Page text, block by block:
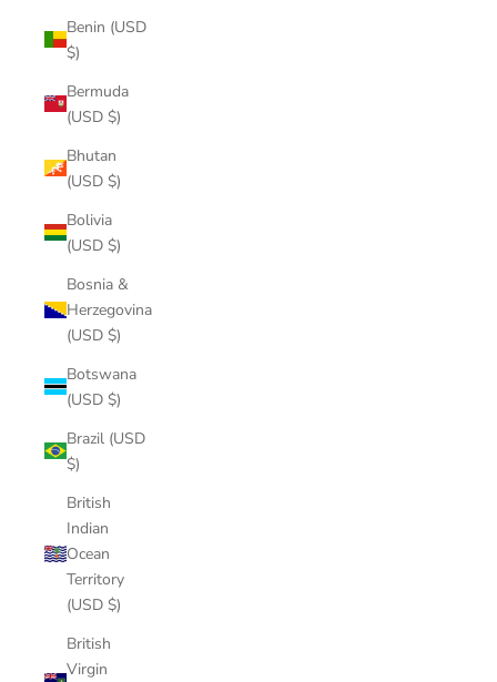
Benin (USD
$)
Bermuda
(USD $)
Bhutan
(USD $)
Bolivia
(USD $)
Bosnia &
Herzegovina
(USD $)
Botswana
(USD $)
Brazil (USD
$)
British
Indian
Ocean
Territory
(USD $)
British
Virgin